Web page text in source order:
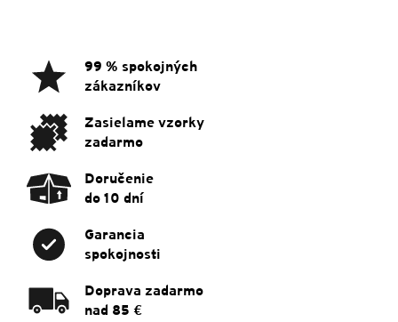
99 % spokojných
zákazníkov
Zasielame vzorky
zadarmo
Doručenie
do 10 dní
Garancia
spokojnosti
Doprava zadarmo
nad 85 €